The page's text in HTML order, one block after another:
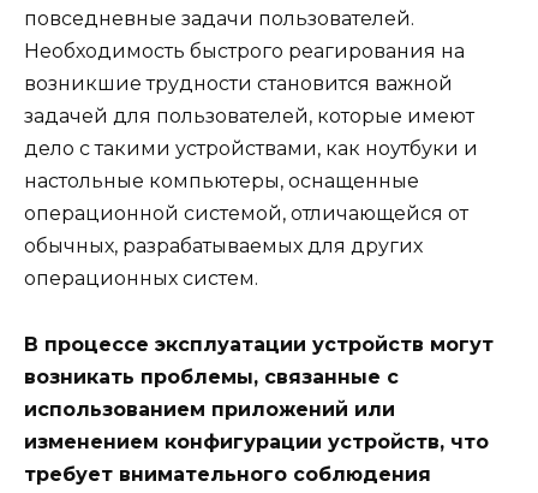
повседневные задачи пользователей.
Необходимость быстрого реагирования на
возникшие трудности становится важной
задачей для пользователей, которые имеют
дело с такими устройствами, как ноутбуки и
настольные компьютеры, оснащенные
операционной системой, отличающейся от
обычных, разрабатываемых для других
операционных систем.
В процессе эксплуатации устройств могут
возникать проблемы, связанные с
использованием приложений или
изменением конфигурации устройств, что
требует внимательного соблюдения